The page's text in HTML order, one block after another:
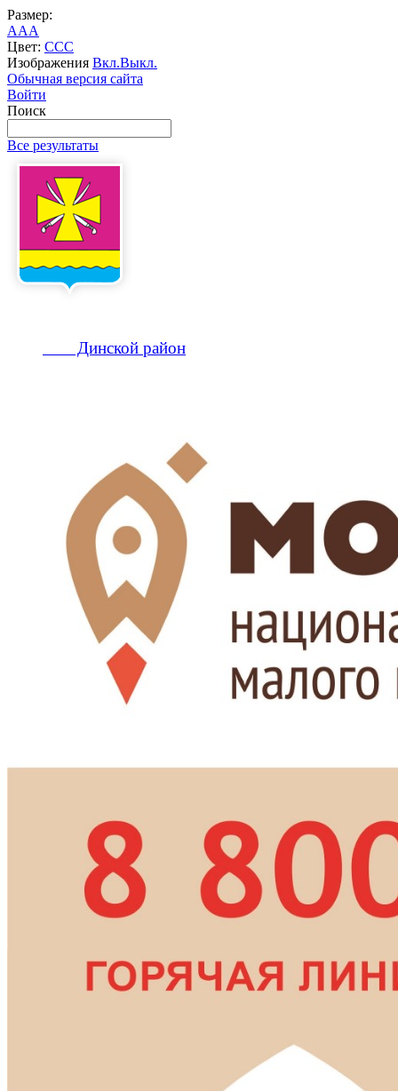
Размер:
AAA
Цвет: CCC
Изображения Вкл.Выкл.
Обычная версия сайта
Войти
Поиск
Все результаты
Динской район